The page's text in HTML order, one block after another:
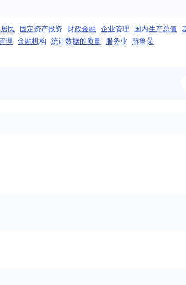
民 固定资产投资 财政金融 企业管理 国内生产总值
理 金融机构 统计数据的质量 服务业 斡鲁朵